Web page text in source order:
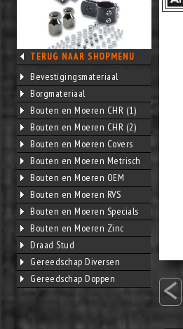
TERUG NAAR SHOPMENU
Bevestigingsmateriaal
Borgmateriaal
Bouten en Moeren CHR (1)
Bouten en Moeren CHR (2)
Bouten en Moeren Covers
Bouten en Moeren Metrisch
Bouten en Moeren OEM
Bouten en Moeren RVS
Bouten en Moeren Specials
Bouten en Moeren Zinc
Draad Stud
Gereedschap Diversen
Gereedschap Doppen
<